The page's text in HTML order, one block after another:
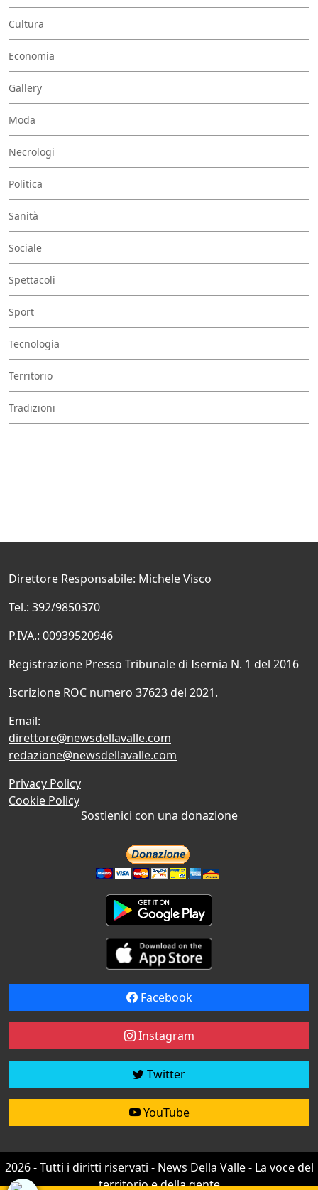
Cultura
Economia
Gallery
Moda
Necrologi
Politica
Sanità
Sociale
Spettacoli
Sport
Tecnologia
Territorio
Tradizioni
Direttore Responsabile: Michele Visco
Tel.: 392/9850370
P.IVA.: 00939520946
Registrazione Presso Tribunale di Isernia N. 1 del 2016
Iscrizione ROC numero 37623 del 2021.
Email:
direttore@newsdellavalle.com
redazione@newsdellavalle.com
Privacy Policy
Cookie Policy
Sostienici con una donazione
Facebook
Instagram
Twitter
YouTube
2026 - Tutti i diritti riservati - News Della Valle - La voce del
territorio e della gente